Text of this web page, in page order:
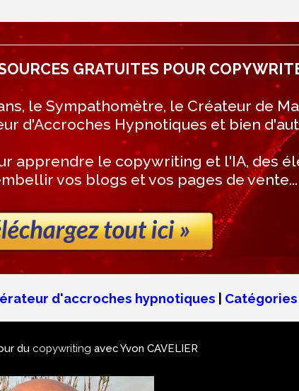
GRATUITES POUR
le Sympathomètre, le Créateur de
d'Accroches Hypnotiques et bien
apprendre le copywriting et l'IA, des
vos blogs et vos pages de vente...
d'accroches hypnotiques | Catégories
du copywriting avec Yvon CAVELIER